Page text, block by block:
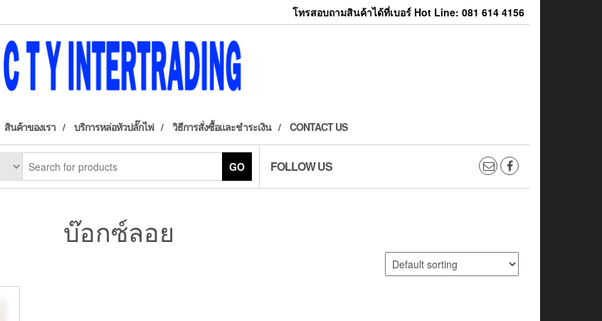
โทรสอบถามสินค้าได้ที่เบอร์ Hot Line: 081 614 4156
สินค้าของเรา บริการหล่อหัวปลั๊กไฟ วิธีการสั่งซื้อและชำระเงิน CONTACT US
GO FOLLOW US
บ๊อกซ์ลอย